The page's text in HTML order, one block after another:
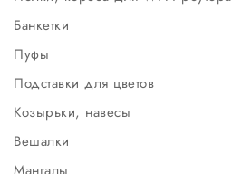
Банкетки
Пуфы
Подставки для цветов
Козырьки, навесы
Вешалки
Мангалы